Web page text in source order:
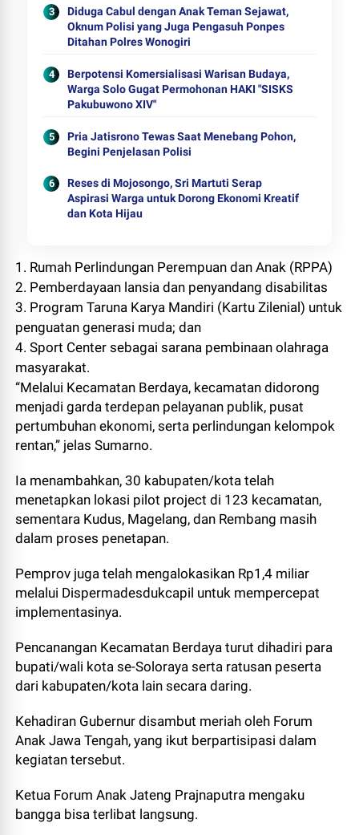
Diduga Cabul dengan Anak Teman Sejawat,
Oknum Polisi yang Juga Pengasuh Ponpes
Ditahan Polres Wonogiri
Berpotensi Komersialisasi Warisan Budaya,
Warga Solo Gugat Permohonan HAKI "SISKS
Pakubuwono XIV"
Pria Jatisrono Tewas Saat Menebang Pohon,
Begini Penjelasan Polisi
Reses di Mojosongo, Sri Martuti Serap
Aspirasi Warga untuk Dorong Ekonomi Kreatif
dan Kota Hijau
1. Rumah Perlindungan Perempuan dan Anak (RPPA)
2. Pemberdayaan lansia dan penyandang disabilitas
3. Program Taruna Karya Mandiri (Kartu Zilenial) untuk
penguatan generasi muda; dan
4. Sport Center sebagai sarana pembinaan olahraga
masyarakat.
“Melalui Kecamatan Berdaya, kecamatan didorong
menjadi garda terdepan pelayanan publik, pusat
pertumbuhan ekonomi, serta perlindungan kelompok
rentan,” jelas Sumarno.
Ia menambahkan, 30 kabupaten/kota telah
menetapkan lokasi pilot project di 123 kecamatan,
sementara Kudus, Magelang, dan Rembang masih
dalam proses penetapan.
Pemprov juga telah mengalokasikan Rp1,4 miliar
melalui Dispermadesdukcapil untuk mempercepat
implementasinya.
Pencanangan Kecamatan Berdaya turut dihadiri para
bupati/wali kota se-Soloraya serta ratusan peserta
dari kabupaten/kota lain secara daring.
Kehadiran Gubernur disambut meriah oleh Forum
Anak Jawa Tengah, yang ikut berpartisipasi dalam
kegiatan tersebut.
Ketua Forum Anak Jateng Prajnaputra mengaku
bangga bisa terlibat langsung.